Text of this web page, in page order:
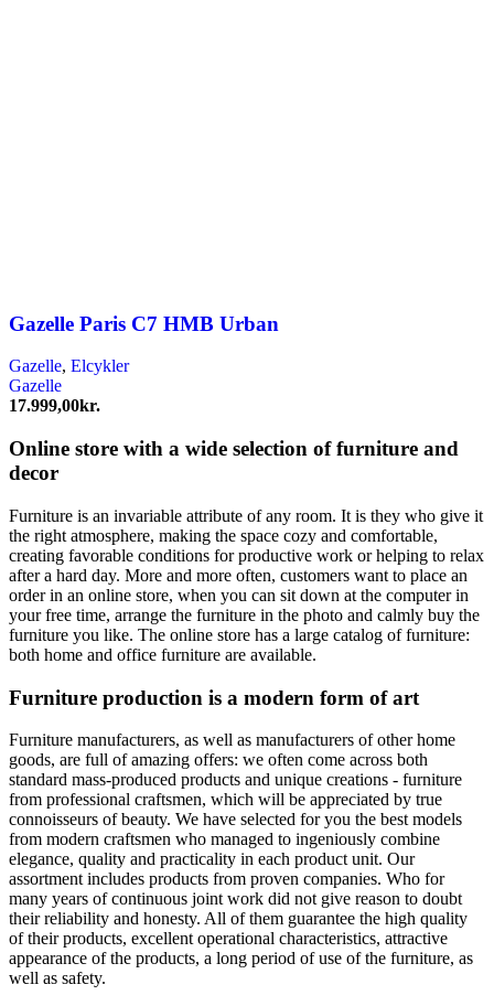
Gazelle Paris C7 HMB Urban
Gazelle, Elcykler
Gazelle
17.999,00kr.
Online store with a wide selection of furniture and
decor
Furniture is an invariable attribute of any room. It is they who give it
the right atmosphere, making the space cozy and comfortable,
creating favorable conditions for productive work or helping to relax
after a hard day. More and more often, customers want to place an
order in an online store, when you can sit down at the computer in
your free time, arrange the furniture in the photo and calmly buy the
furniture you like. The online store has a large catalog of furniture:
both home and office furniture are available.
Furniture production is a modern form of art
Furniture manufacturers, as well as manufacturers of other home
goods, are full of amazing offers: we often come across both
standard mass-produced products and unique creations - furniture
from professional craftsmen, which will be appreciated by true
connoisseurs of beauty. We have selected for you the best models
from modern craftsmen who managed to ingeniously combine
elegance, quality and practicality in each product unit. Our
assortment includes products from proven companies. Who for
many years of continuous joint work did not give reason to doubt
their reliability and honesty. All of them guarantee the high quality
of their products, excellent operational characteristics, attractive
appearance of the products, a long period of use of the furniture, as
well as safety.